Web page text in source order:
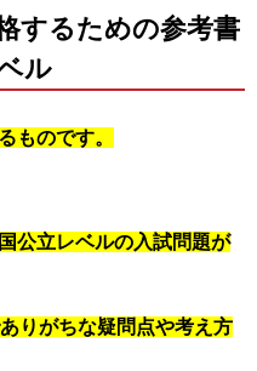
するための参考書
ル
ものです。
公立レベルの入試問題が
りがちな疑問点や考え方